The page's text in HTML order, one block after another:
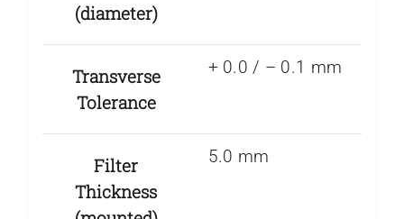
(diameter)
Transverse
Tolerance
+ 0.0 / – 0.1 mm
Filter
Thickness
5.0 mm